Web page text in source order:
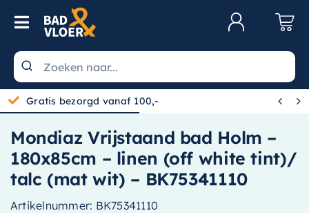
Skip to content
Toggle Navigation
Wastafels
Toiletten
Spiegels
Kranen
Douche
Gratis bezorgd vanaf 100,-  
Mondiaz Vrijstaand bad Holm –
180x85cm – linen (off white tint)/
talc (mat wit) – BK75341110
Artikelnummer: BK75341110